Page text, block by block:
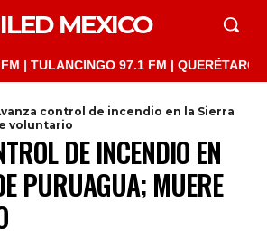
MEXICO
97.1 FM | QUERÉTARO
control de incendio en la Sierra
voluntario
DE INCENDIO EN
PURUAGUA; MUERE